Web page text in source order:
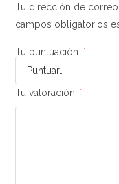
Tu dirección de
campos obligatorios
Tu puntuación *
Tu valoración *